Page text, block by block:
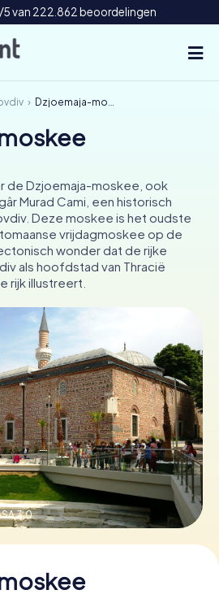
van 222.862 beoordelingen
UK
Boek tickets
cadeaubonnen
Dzjoemaja-moskee
de Dzjoemaja-moskee, ook
Murad Cami, een historisch
Deze moskee is het oudste
vrijdagmoskee op de
wonder dat de rijke
als hoofdstad van Thracië
rijk illustreert.
3.0